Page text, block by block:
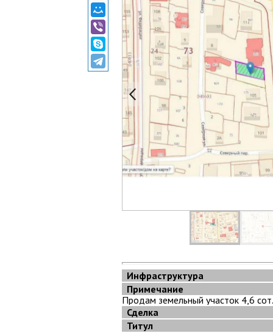
Инфраструктура
Примечание
Продам земельный участок 4,6
Сделка
Титул